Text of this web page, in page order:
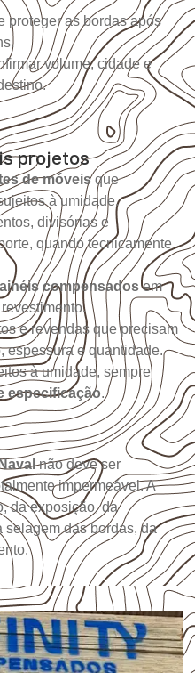
proteger as bordas após
volume, cidade e
projetos
de móveisque
à umidade.
divisórias e
quando tecnicamente
compensadosem
e revendas que precisam
espessura e quantidade.
à umidade, sempre
especificação.
não deve ser
impermeável. A
da exposição, da
selagem das bordas, da